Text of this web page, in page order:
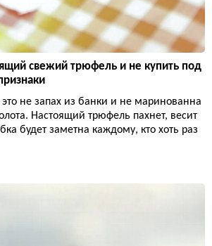
свежий трюфель и не купить под
не запах из банки и не маринованна
Настоящий трюфель пахнет, весит
будет заметна каждому, кто хоть раз